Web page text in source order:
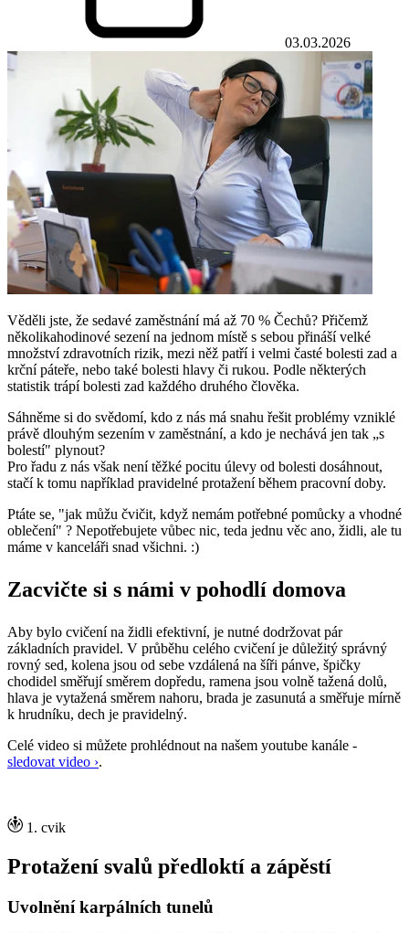
03.03.2026
Věděli jste, že sedavé zaměstnání má až 70 % Čechů? Přičemž
několikahodinové sezení na jednom místě s sebou přináší velké
množství zdravotních rizik, mezi něž patří i velmi časté bolesti zad a
krční páteře, nebo také bolesti hlavy či rukou. Podle některých
statistik trápí bolesti zad každého druhého člověka.
Sáhněme si do svědomí, kdo z nás má snahu řešit problémy vzniklé
právě dlouhým sezením v zaměstnání, a kdo je nechává jen tak „s
bolestí" plynout?
Pro řadu z nás však není těžké pocitu úlevy od bolesti dosáhnout,
stačí k tomu například pravidelné protažení během pracovní doby.
Ptáte se, "jak můžu čvičit, když nemám potřebné pomůcky a vhodné
oblečení" ? Nepotřebujete vůbec nic, teda jednu věc ano, židli, ale tu
máme v kanceláři snad všichni. :)
Zacvičte si s námi v pohodlí domova
Aby bylo cvičení na židli efektivní, je nutné dodržovat pár
základních pravidel. V průběhu celého cvičení je důležitý správný
rovný sed, kolena jsou od sebe vzdálená na šíři pánve, špičky
chodidel směřují směrem dopředu, ramena jsou volně tažená dolů,
hlava je vytažená směrem nahoru, brada je zasunutá a směřuje mírně
k hrudníku, dech je pravidelný.
Celé video si můžete prohlédnout na našem youtube kanále -
sledovat video ›.
1. cvik
Protažení svalů předloktí a zápěstí
Uvolnění karpálních tunelů